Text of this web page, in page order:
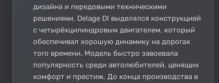
дизайна и передовыми техническими
решениями. Delage DI выделялся конструкцией
с четырёхцилиндровым двигателем, который
обеспечивал хорошую динамику на дорогах
того времени. Модель быстро завоевала
популярность среди автолюбителей, ценящих
комфорт и престиж. До конца производства в